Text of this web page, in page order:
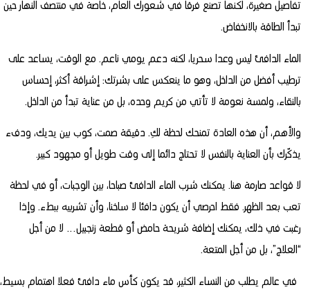
تفاصيل صغيرة، لكنها تصنع فرقا في شعورك العام، خاصة في منتصف النهار حين
تبدأ الطاقة بالانخفاض.
الماء الدافئ ليس وعدا سحريا، لكنه دعم يومي ناعم. مع الوقت، يساعد على
ترطيب أفضل من الداخل، وهو ما ينعكس على بشرتك: إشراقة أكثر، إحساس
بالنقاء، ولمسة نعومة لا تأتي من كريم وحده، بل من عناية تبدأ من الداخل.
والأهم، أن هذه العادة تمنحك لحظة لكِ. دقيقة صمت، كوب بين يديك، ودفء
يذكّرك بأن العناية بالنفس لا تحتاج دائما إلى وقت طويل أو مجهود كبير.
لا قواعد صارمة هنا. يمكنك شرب الماء الدافئ صباحا، بين الوجبات، أو في لحظة
تعب بعد الظهر. فقط احرصي أن يكون دافئا لا ساخنا، وأن تشربيه ببطء. وإذا
رغبت في ذلك، يمكنك إضافة شريحة حامض أو قطعة زنجبيل… لا من أجل
“العلاج”، بل من أجل المتعة.
في عالم يطلب من النساء الكثير، قد يكون كأس ماء دافئ فعلا اهتمام بسيط،